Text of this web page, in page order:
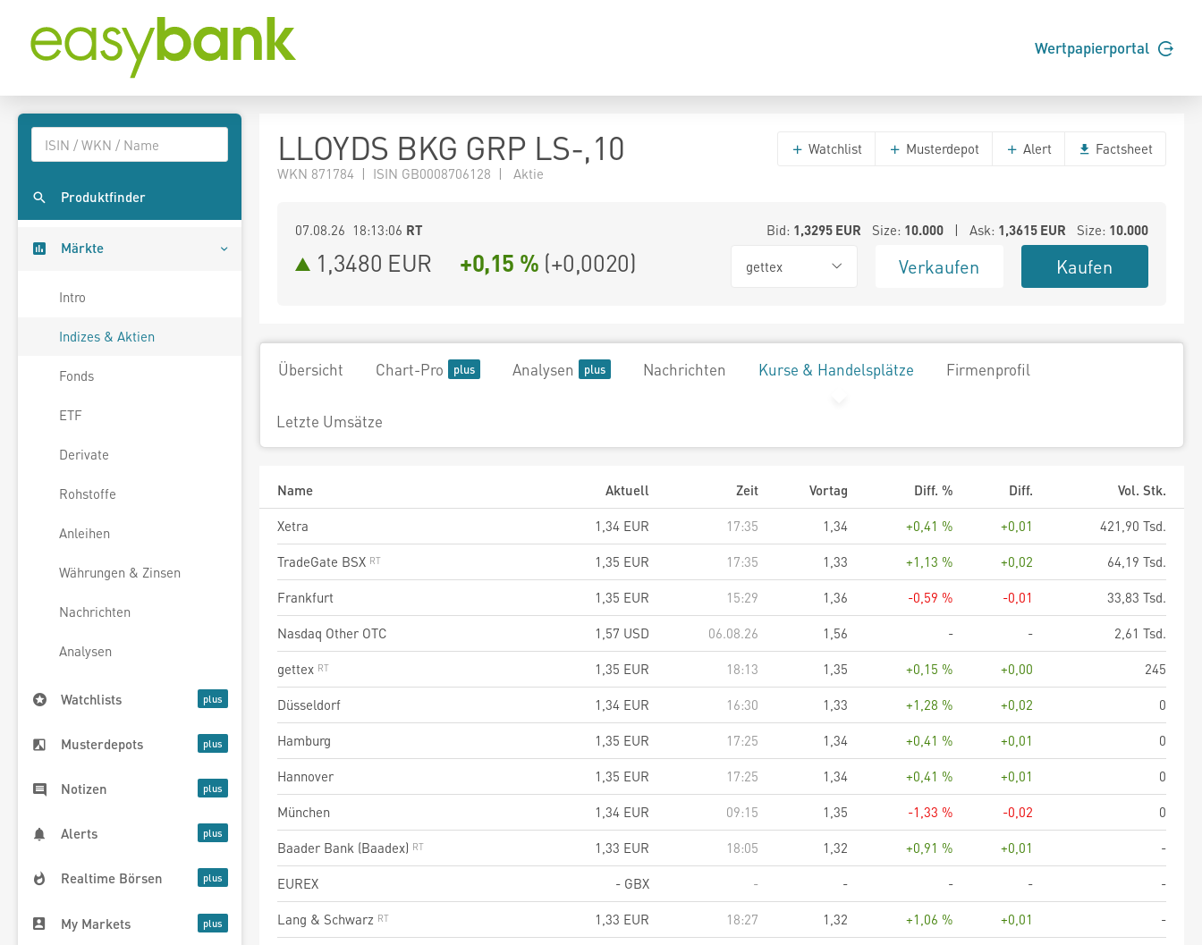
Wertpapierportal
Produktfinder
Märkte
Intro
Indizes & Aktien
Fonds
ETF
Derivate
Rohstoffe
Anleihen
Währungen & Zinsen
Nachrichten
Analysen
Watchlists
Musterdepots
Notizen
Alerts
Realtime Börsen
My Markets
LLOYDS BKG GRP LS-,10
WKN 871784 | ISIN GB0008706128 | Aktie
Watchlist Musterdepot Alert Factsheet
07.08.26 18:13:06 RT Bid: 1,3295EUR Size: 10.000| Ask: 1,3615EUR Size: 10.000
1,3480 EUR +0,15 % (+0,0020) gettex Verkaufen Kaufen
Übersicht Chart-Pro Analysen Nachrichten Kurse & Handelsplätze Firmenprofil
Letzte Umsätze
Name Aktuell Zeit Vortag Diff. % Diff.
Vol. Stk.
Xetra
1,34 EUR 17:35 1,34 +0,41 % +0,01
421,90 Tsd.
TradeGate BSX
1,35 EUR 17:35 1,33 +1,13 % +0,02
64,19 Tsd.
Frankfurt
1,35 EUR 15:29 1,36 -0,59 % -0,01
33,83 Tsd.
Nasdaq Other OTC
1,57 USD 06.08.26 1,56 - -
2,61 Tsd.
gettex
1,35 EUR 18:13 1,35 +0,15 % +0,00
245
Düsseldorf
1,34 EUR 16:30 1,33 +1,28 % +0,02
0
Hamburg
1,35 EUR 17:25 1,34 +0,41 % +0,01
0
Hannover
1,35 EUR 17:25 1,34 +0,41 % +0,01
0
München
1,34 EUR 09:15 1,35 -1,33 % -0,02
0
Baader Bank (Baadex)
1,33 EUR 18:05 1,32 +0,91 % +0,01
-
EUREX
- GBX - - - -
-
Lang & Schwarz
1,33 EUR 18:27 1,32 +1,06 % +0,01
-